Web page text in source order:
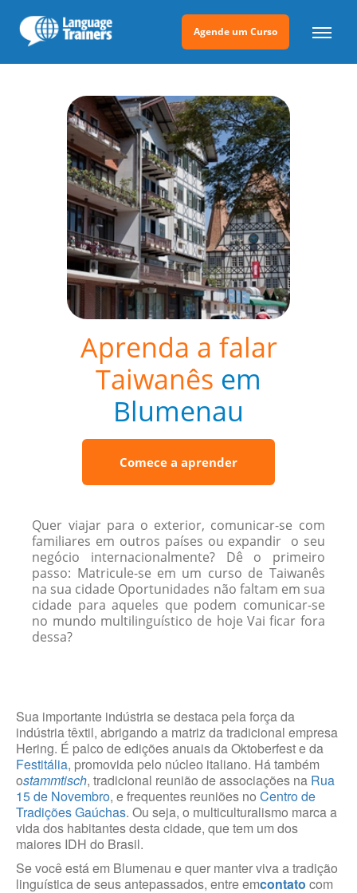
Agende um Curso
Aprenda a falar
Taiwanês em
Blumenau
Comece a aprender
Quer viajar para o exterior, comunicar-se com
familiares em outros países ou expandir o seu
negócio internacionalmente? Dê o primeiro
passo: Matricule-se em um curso de Taiwanês
na sua cidade Oportunidades não faltam em sua
cidade para aqueles que podem comunicar-se
no mundo multilinguístico de hoje Vai ficar fora
dessa?
Sua importante indústria se destaca pela força da
indústria têxtil, abrigando a matriz da tradicional empresa
Hering. É palco de edições anuais da Oktoberfest e da
Festitália, promovida pelo núcleo italiano. Há também
ostammtisch, tradicional reunião de associações na Rua
15 de Novembro, e frequentes reuniões no Centro de
Tradições Gaúchas. Ou seja, o multiculturalismo marca a
vida dos habitantes desta cidade, que tem um dos
maiores IDH do Brasil.
Se você está em Blumenau e quer manter viva a tradição
linguística de seus antepassados, entre emcontato com